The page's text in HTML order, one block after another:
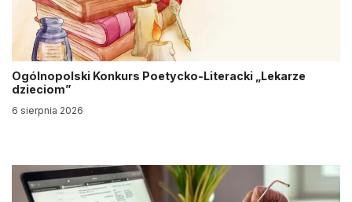
Ogólnopolski Konkurs Poetycko-Literacki „Lekarze
dzieciom”
6 sierpnia 2026